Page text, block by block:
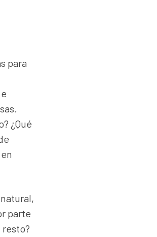
para
¿Qué
parte